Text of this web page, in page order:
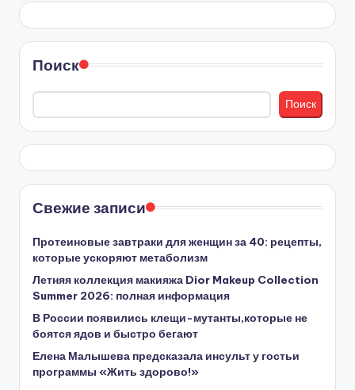
Поиск
Поиск
Свежие записи
Протеиновые завтраки для женщин за 40: рецепты,
которые ускоряют метаболизм
Летняя коллекция макияжа Dior Makeup Collection
Summer 2026: полная информация
В России появились клещи-мутанты,которые не
боятся ядов и быстро бегают
Елена Малышева предсказала инсульт у гостьи
программы «Жить здорово!»